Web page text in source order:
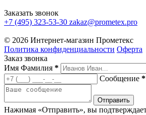
Заказать звонок
+7 (495) 323-53-30 zakaz@prometex.pro
© 2026 Интернет-магазин Прометекс
Политика конфиденциальности Оферта
Заказ звонка
Имя Фамилия *
Сообщение *
Нажимая «Отправить», вы